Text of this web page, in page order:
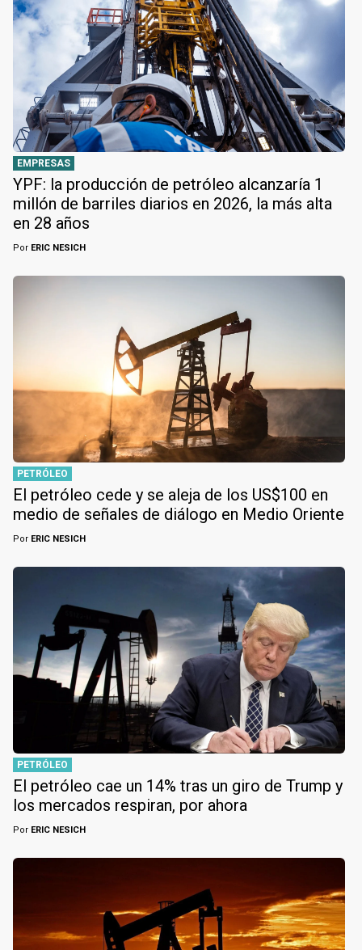
EMPRESAS
YPF: la producción de petróleo alcanzaría 1
millón de barriles diarios en 2026, la más alta
en 28 años
Por ERIC NESICH
PETRÓLEO
El petróleo cede y se aleja de los US$100 en
medio de señales de diálogo en Medio Oriente
Por ERIC NESICH
PETRÓLEO
El petróleo cae un 14% tras un giro de Trump y
los mercados respiran, por ahora
Por ERIC NESICH